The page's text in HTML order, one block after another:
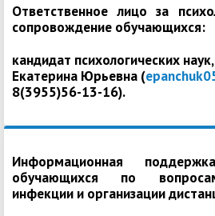
Ответственное лицо за
сопровождение обучающихся:
кандидат психологических
Екатерина Юрьевна (
8(3955)56-13-16).
Информационная
обучающихся по
инфекции и организации